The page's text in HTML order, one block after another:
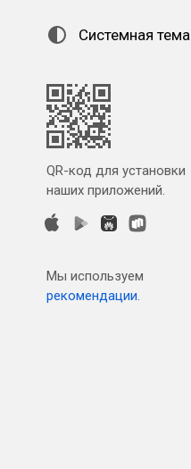
Системная тема
QR-код для установки
наших приложений.
Мы используем
рекомендации.